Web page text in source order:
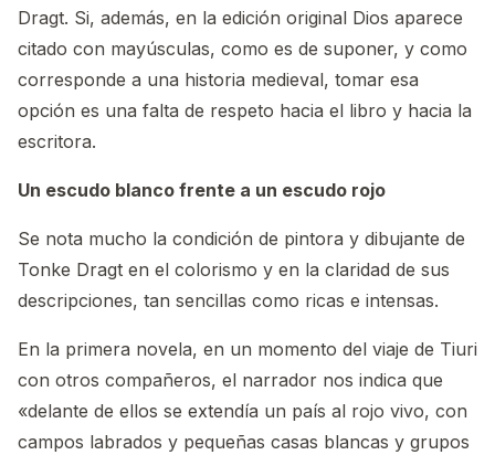
Dragt. Si, además, en la edición original Dios aparece
citado con mayúsculas, como es de suponer, y como
corresponde a una historia medieval, tomar esa
opción es una falta de respeto hacia el libro y hacia la
escritora.
Un escudo blanco frente a un escudo rojo
Se nota mucho la condición de pintora y dibujante de
Tonke Dragt en el colorismo y en la claridad de sus
descripciones, tan sencillas como ricas e intensas.
En la primera novela, en un momento del viaje de Tiuri
con otros compañeros, el narrador nos indica que
«delante de ellos se extendía un país al rojo vivo, con
campos labrados y pequeñas casas blancas y grupos